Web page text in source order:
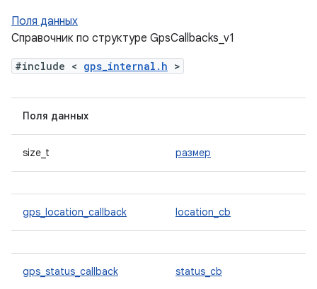
Поля данных
Справочник по структуре GpsCallbacks_v1
#include < gps_internal.h >
Поля данных
size_t размер
gps_location_callback location_cb
gps_status_callback status_cb